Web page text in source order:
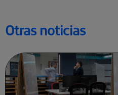
Otras noticias